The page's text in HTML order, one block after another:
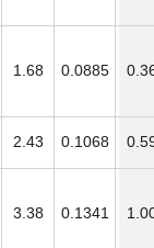
1.68 0.0885
2.43 0.1068
3.38 0.1341